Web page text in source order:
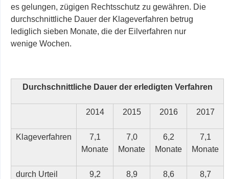
es gelungen, zügigen Rechtsschutz zu gewähren. Die
durchschnittliche Dauer der Klageverfahren betrug
lediglich sieben Monate, die der Eilverfahren nur
wenige Wochen.
Durchschnittliche Dauer der erledigten Verfahren
2014 2015 2016 2017
Klageverfahren
7,1
Monate
7,0
Monate
6,2
Monate
7,1
Monate
durch Urteil 9,2 8,9 8,6 8,7